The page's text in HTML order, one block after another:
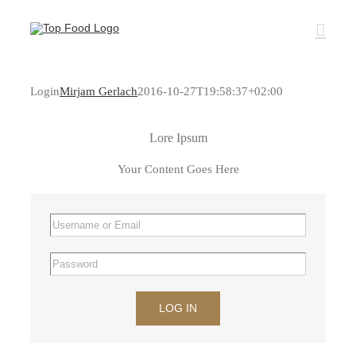
Inhalt
LoginMirjam Gerlach2016-10-27T19:58:37+02:00
Lore Ipsum
Your Content Goes Here
LOG IN